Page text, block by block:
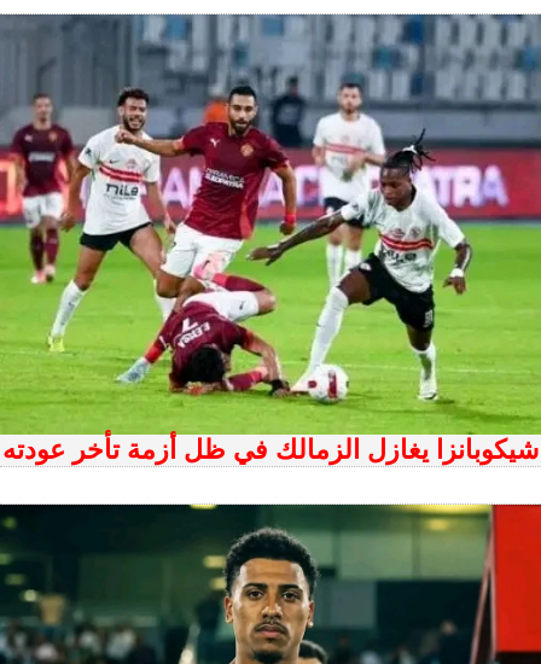
شيكوبانزا يغازل الزمالك في ظل أزمة تأخر عودته